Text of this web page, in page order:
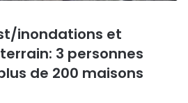
inondations et
3 personnes
de 200 maisons